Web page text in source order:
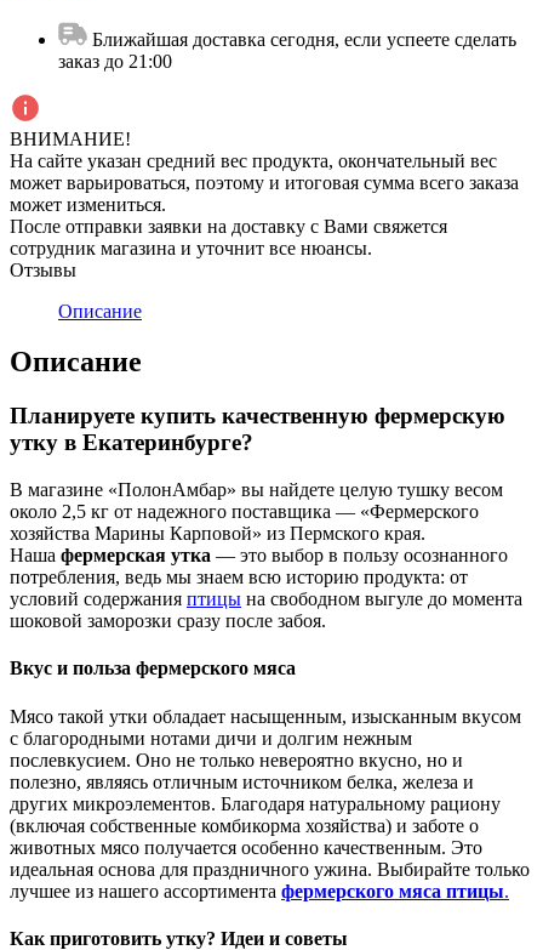
Ближайшая доставка сегодня, если успеете сделать
заказ до 21:00
ВНИМАНИЕ!
На сайте указан средний вес продукта, окончательный вес
может варьироваться, поэтому и итоговая сумма всего заказа
может измениться.
После отправки заявки на доставку с Вами свяжется
сотрудник магазина и уточнит все нюансы.
Отзывы
Описание
Описание
Планируете купить качественную фермерскую
утку в Екатеринбурге?
В магазине «ПолонАмбар» вы найдете целую тушку весом
около 2,5 кг от надежного поставщика — «Фермерского
хозяйства Марины Карповой» из Пермского края.
Наша фермерская утка — это выбор в пользу осознанного
потребления, ведь мы знаем всю историю продукта: от
условий содержания птицы на свободном выгуле до момента
шоковой заморозки сразу после забоя.
Вкус и польза фермерского мяса
Мясо такой утки обладает насыщенным, изысканным вкусом
с благородными нотами дичи и долгим нежным
послевкусием. Оно не только невероятно вкусно, но и
полезно, являясь отличным источником белка, железа и
других микроэлементов. Благодаря натуральному рациону
(включая собственные комбикорма хозяйства) и заботе о
животных мясо получается особенно качественным. Это
идеальная основа для праздничного ужина. Выбирайте только
лучшее из нашего ассортимента фермерского мяса птицы.
Как приготовить утку? Идеи и советы